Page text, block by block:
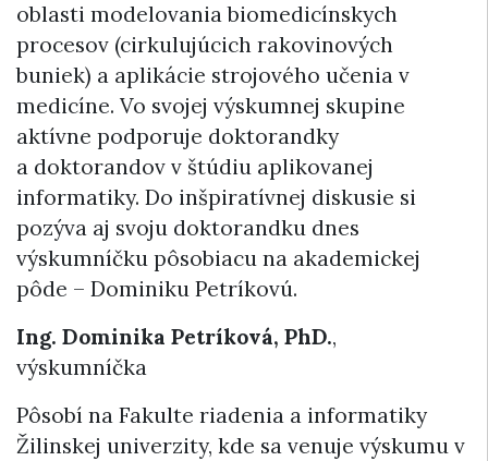
oblasti modelovania biomedicínskych
procesov (cirkulujúcich rakovinových
buniek) a aplikácie strojového učenia v
medicíne. Vo svojej výskumnej skupine
aktívne podporuje doktorandky
a doktorandov v štúdiu aplikovanej
informatiky. Do inšpiratívnej diskusie si
pozýva aj svoju doktorandku dnes
výskumníčku pôsobiacu na akademickej
pôde – Dominiku Petríkovú.
Ing. Dominika Petríková, PhD.,
výskumníčka
Pôsobí na Fakulte riadenia a informatiky
Žilinskej univerzity, kde sa venuje výskumu v